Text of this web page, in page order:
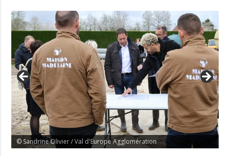
© Sandrine Olivier / Val d'Europe Agglomération